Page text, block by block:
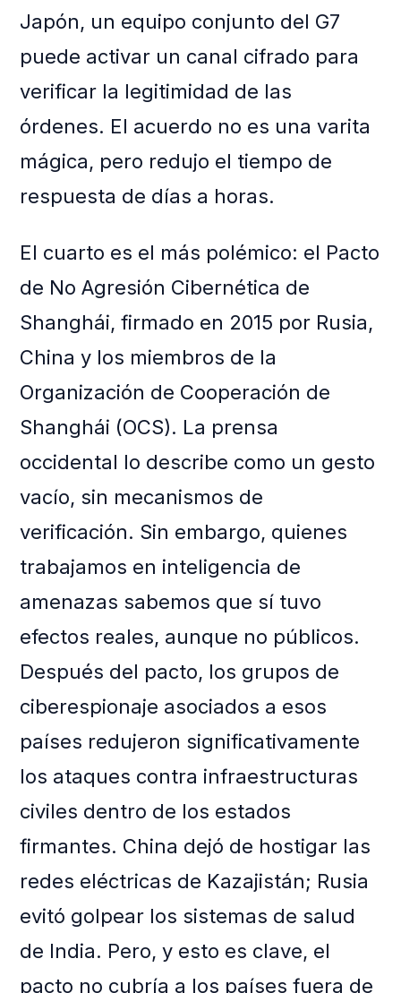
Japón, un equipo conjunto del G7
puede activar un canal cifrado para
verificar la legitimidad de las
órdenes. El acuerdo no es una varita
mágica, pero redujo el tiempo de
respuesta de días a horas.
El cuarto es el más polémico: el Pacto
de No Agresión Cibernética de
Shanghái, firmado en 2015 por Rusia,
China y los miembros de la
Organización de Cooperación de
Shanghái (OCS). La prensa
occidental lo describe como un gesto
vacío, sin mecanismos de
verificación. Sin embargo, quienes
trabajamos en inteligencia de
amenazas sabemos que sí tuvo
efectos reales, aunque no públicos.
Después del pacto, los grupos de
ciberespionaje asociados a esos
países redujeron significativamente
los ataques contra infraestructuras
civiles dentro de los estados
firmantes. China dejó de hostigar las
redes eléctricas de Kazajistán; Rusia
evitó golpear los sistemas de salud
de India. Pero, y esto es clave, el
pacto no cubría a los países fuera de